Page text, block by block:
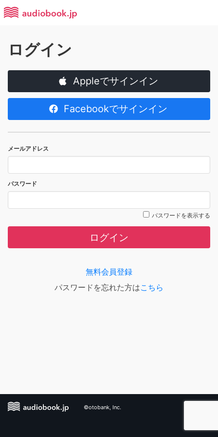
ログイン
Appleでサインイン
Facebookでサインイン
メールアドレス
パスワード
パスワードを表示する
ログイン
無料会員登録
パスワードを忘れた方はこちら
©otobank, Inc.